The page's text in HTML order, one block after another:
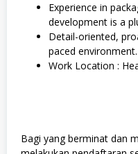
Experience in
development is a
Detail-oriented,
paced environment.
Work Location :
Bagi yang berminat dan